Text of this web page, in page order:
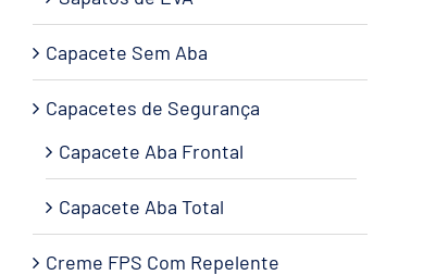
Capacete Sem Aba
Capacetes de Segurança
Capacete Aba Frontal
Capacete Aba Total
Creme FPS Com Repelente